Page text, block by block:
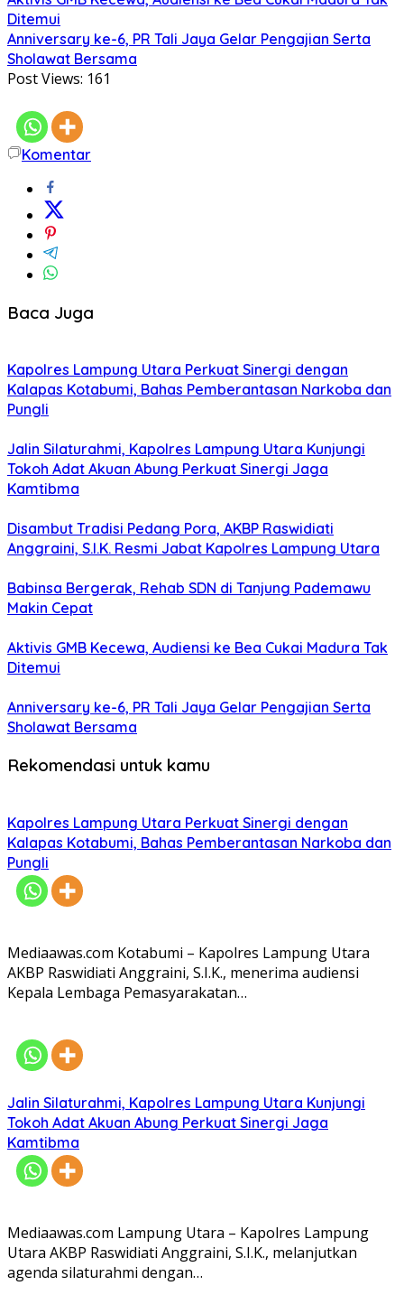
Ditemui
Anniversary ke-6, PR Tali Jaya Gelar Pengajian Serta
Sholawat Bersama
Post Views: 161
Komentar
Baca Juga
Kapolres Lampung Utara Perkuat Sinergi dengan
Kalapas Kotabumi, Bahas Pemberantasan Narkoba dan
Pungli
Jalin Silaturahmi, Kapolres Lampung Utara Kunjungi
Tokoh Adat Akuan Abung Perkuat Sinergi Jaga
Kamtibma
Disambut Tradisi Pedang Pora, AKBP Raswidiati
Anggraini, S.I.K. Resmi Jabat Kapolres Lampung Utara
Babinsa Bergerak, Rehab SDN di Tanjung Pademawu
Makin Cepat
Aktivis GMB Kecewa, Audiensi ke Bea Cukai Madura Tak
Ditemui
Anniversary ke-6, PR Tali Jaya Gelar Pengajian Serta
Sholawat Bersama
Rekomendasi untuk kamu
Kapolres Lampung Utara Perkuat Sinergi dengan
Kalapas Kotabumi, Bahas Pemberantasan Narkoba dan
Pungli
Mediaawas.com Kotabumi – Kapolres Lampung Utara
AKBP Raswidiati Anggraini, S.I.K., menerima audiensi
Kepala Lembaga Pemasyarakatan…
Jalin Silaturahmi, Kapolres Lampung Utara Kunjungi
Tokoh Adat Akuan Abung Perkuat Sinergi Jaga
Kamtibma
Mediaawas.com Lampung Utara – Kapolres Lampung
Utara AKBP Raswidiati Anggraini, S.I.K., melanjutkan
agenda silaturahmi dengan…